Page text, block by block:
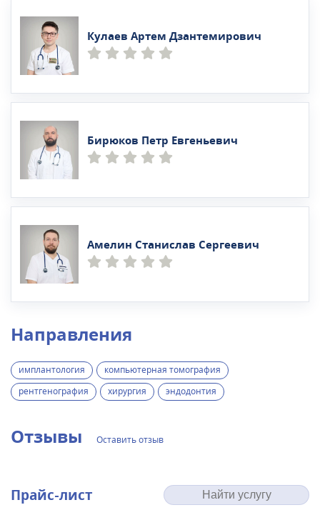
Кулаев Артем Дзантемирович
Бирюков Петр Евгеньевич
Амелин Станислав Сергеевич
Направления
имплантология
компьютерная томография
рентгенография
хирургия эндодонтия
Отзывы Оставить отзыв
Прайс-лист